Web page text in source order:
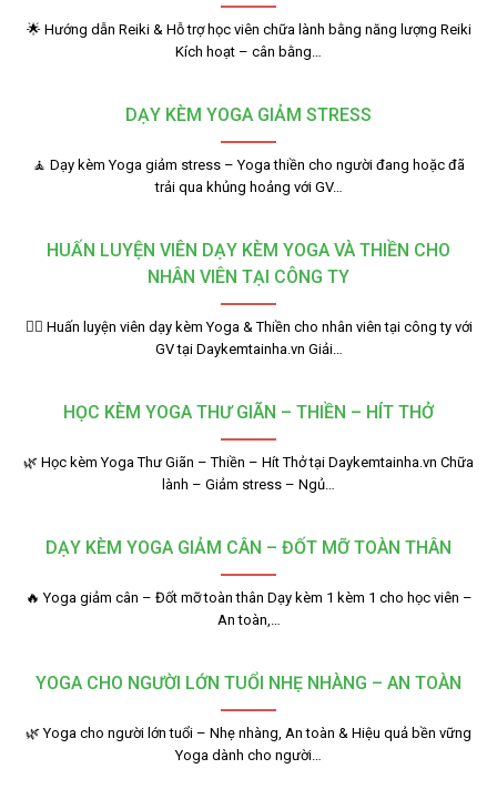
🌟 Hướng dẫn Reiki & Hỗ trợ học viên chữa lành bằng năng lượng Reiki
Kích hoạt – cân bằng…
DẠY KÈM YOGA GIẢM STRESS
🧘 Dạy kèm Yoga giảm stress – Yoga thiền cho người đang hoặc đã
trải qua khủng hoảng với GV…
HUẤN LUYỆN VIÊN DẠY KÈM YOGA VÀ THIỀN CHO
NHÂN VIÊN TẠI CÔNG TY
🧘‍♂️ Huấn luyện viên dạy kèm Yoga & Thiền cho nhân viên tại công ty với
GV tại Daykemtainha.vn Giải…
HỌC KÈM YOGA THƯ GIÃN – THIỀN – HÍT THỞ
🌿 Học kèm Yoga Thư Giãn – Thiền – Hít Thở tại Daykemtainha.vn Chữa
lành – Giảm stress – Ngủ…
DẠY KÈM YOGA GIẢM CÂN – ĐỐT MỠ TOÀN THÂN
🔥 Yoga giảm cân – Đốt mỡ toàn thân Dạy kèm 1 kèm 1 cho học viên –
An toàn,…
YOGA CHO NGƯỜI LỚN TUỔI NHẸ NHÀNG – AN TOÀN
🌿 Yoga cho người lớn tuổi – Nhẹ nhàng, An toàn & Hiệu quả bền vững
Yoga dành cho người…